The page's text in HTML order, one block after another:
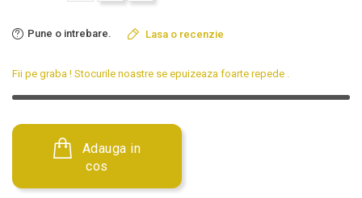
Pune o intrebare. Lasa o recenzie
Fii pe graba ! Stocurile noastre se epuizeaza foarte repede
cos